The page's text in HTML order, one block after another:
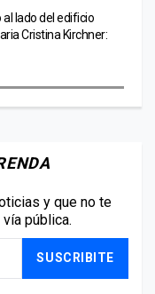
lado del edificio
Cristina Kirchner:
y que no te
pública.
SUSCRIBITE